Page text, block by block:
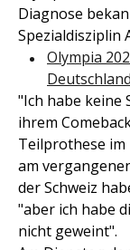
Diagnose
Spezialdisziplin
Olympia
"Ich habe keine
ihrem
Teilprothese im
am
der Schweiz
"aber ich habe
nicht geweint".